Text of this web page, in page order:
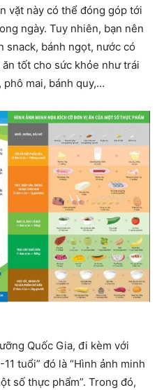
vặt này có thể đóng góp tới
ngày. Tuy nhiên, bạn nên
snack, bánh ngọt, nước có
tốt cho sức khỏe như trái
phô mai, bánh quy,…
Quốc Gia, đi kèm với
tuổi” đó là “Hình ảnh minh
số thực phẩm”. Trong đó,